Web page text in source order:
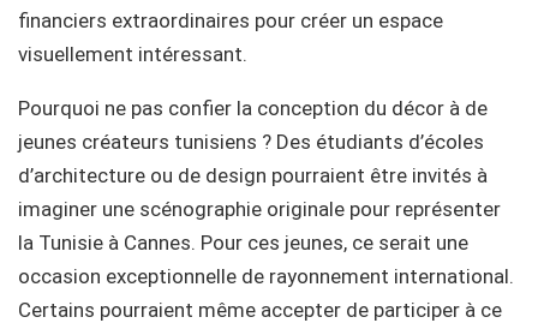
financiers extraordinaires pour créer un espace
visuellement intéressant.
Pourquoi ne pas confier la conception du décor à de
jeunes créateurs tunisiens ? Des étudiants d’écoles
d’architecture ou de design pourraient être invités à
imaginer une scénographie originale pour représenter
la Tunisie à Cannes. Pour ces jeunes, ce serait une
occasion exceptionnelle de rayonnement international.
Certains pourraient même accepter de participer à ce